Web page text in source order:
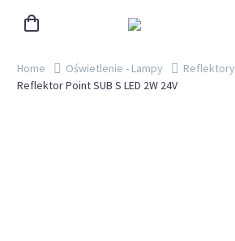
Home Oświetlenie - Lampy
Reflektory
Reflektor Point SUB S LED 2W 24V